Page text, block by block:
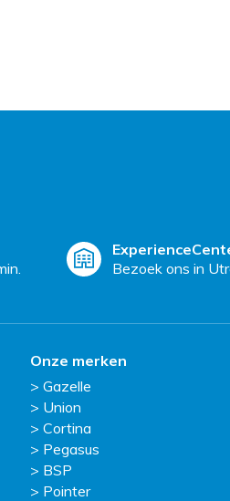
Bezoek ons in
Onze merken
Gazelle
Union
Cortina
Pegasus
BSP
Pointer